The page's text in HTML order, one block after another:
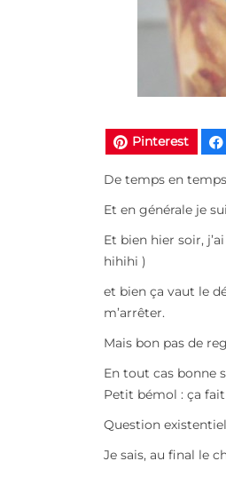
Pinterest
De temps en
Et en générale je
Et bien hier soir,
hihihi )
et bien ça vaut le
m’arrêter.
Mais bon pas de
En tout cas bonne
Petit bémol : ça
Question
Je sais, au final le